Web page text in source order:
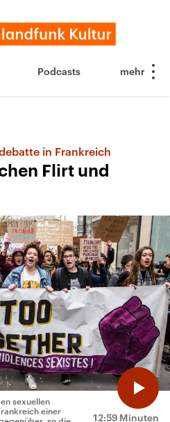
Podcasts
in Frankreich
Flirt und
12:59 Minuten
sexuellen
einer